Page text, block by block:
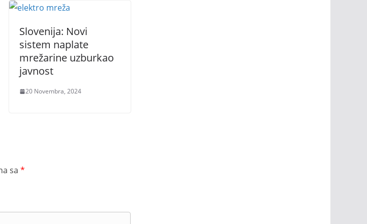
Slovenija: Novi
sistem naplate
mrežarine uzburkao
javnost
20 Novembra, 2024
sa *